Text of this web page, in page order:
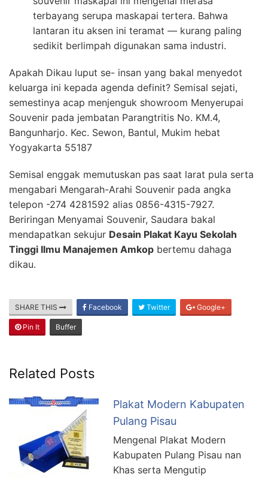
terbayang serupa maskapai tertera. Bahwa
lantaran itu aksen ini teramat — kurang paling
sedikit berlimpah digunakan sama industri.
Apakah Dikau luput se- insan yang bakal menyedot
keluarga ini kepada agenda definit? Semisal sejati,
semestinya acap menjenguk showroom Menyerupai
Souvenir pada jembatan Parangtritis No. KM.4,
Bangunharjo. Kec. Sewon, Bantul, Mukim hebat
Yogyakarta 55187
Semisal enggak memutuskan pas saat larat pula serta
mengabari Mengarah-Arahi Souvenir pada angka
telepon -274 4281592 alias 0856-4315-7927.
Beriringan Menyamai Souvenir, Saudara bakal
mendapatkan sekujur Desain Plakat Kayu Sekolah
Tinggi Ilmu Manajemen Amkop bertemu dahaga
dikau.
SHARE THIS Facebook Twitter Google+
Pin It Buffer
Related Posts
Plakat Modern Kabupaten
Pulang Pisau
Mengenal Plakat Modern
Kabupaten Pulang Pisau nan
Khas serta Mengutip